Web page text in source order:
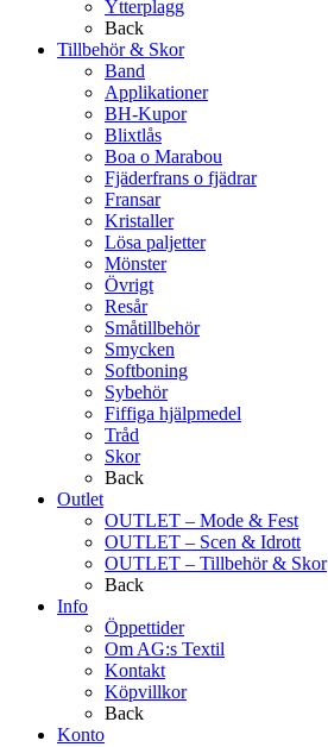
Ytterplagg
Back
Tillbehör & Skor
Band
Applikationer
BH-Kupor
Blixtlås
Boa o Marabou
Fjäderfrans o fjädrar
Fransar
Kristaller
Lösa paljetter
Mönster
Övrigt
Resår
Småtillbehör
Smycken
Softboning
Sybehör
Fiffiga hjälpmedel
Tråd
Skor
Back
Outlet
OUTLET – Mode & Fest
OUTLET – Scen & Idrott
OUTLET – Tillbehör & Skor
Back
Info
Öppettider
Om AG:s Textil
Kontakt
Köpvillkor
Back
Konto